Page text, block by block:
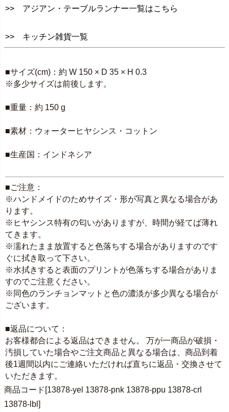
>> アジアン・テーブルランナー一覧はこちら
>> キッチン雑貨一覧
■サイズ(cm)：約 W 150 × D 35 × H 0.3
※多少サイズは前後します。
■重量：約 150 g
■素材：ウォーターヒヤシンス・コットン
■生産国：インドネシア
■ご注意：
※ハンドメイドのためサイズ・形が写真と異なる場合があ
ります。
※ヒヤシンス特有の匂いがありますが、時間が経てば薄れ
てきます。
※濡れたまま放置すると色落ちする場合がありますのです
ぐに拭き取って下さい。
※水拭きすると表面のプリントが色落ちする場合がありま
すのでご注意ください。
※同色のランチョンマットと色の濃淡が多少異なる場合が
ございます。
■返品について：
お客様都合による返品はできません。 万が一商品が破損・
汚損していた場合やご注文商品と異なる場合は、商品到着
後1週間以内にご連絡いただければ直ちに返品・交換させて
いただきます。
商品コード[13878-yel 13878-pnk 13878-ppu 13878-crl
13878-lbl]